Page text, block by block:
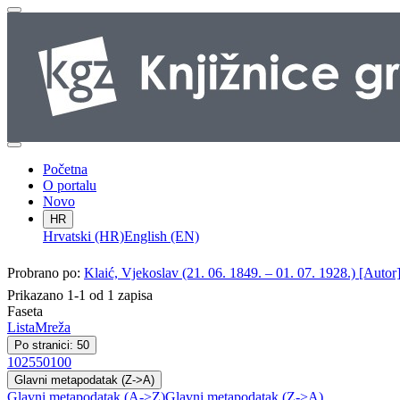
Početna
O portalu
Novo
HR
Hrvatski (HR)English (EN)
Probrano po: Klaić, Vjekoslav (21. 06. 1849. – 01. 07. 1928.) [Autor]
Prikazano 1-1 od 1 zapisa
Faseta
ListaMreža
Po stranici: 50
102550100
Glavni metapodatak (Z->A)
Glavni metapodatak (A->Z)Glavni metapodatak (Z->A)